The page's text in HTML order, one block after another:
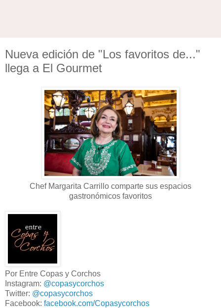
Nueva edición de "Los favoritos de..."
llega a El Gourmet
Chef Margarita Carrillo comparte sus espacios
gastronómicos favoritos
Por Entre Copas y Corchos
Instagram: @copasycorchos
Twitter: @copasycorchos
Facebook: facebook.com/Copasycorchos